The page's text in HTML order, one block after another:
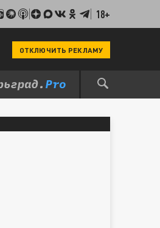
18+
ОТКЛЮЧИТЬ РЕКЛАМУ